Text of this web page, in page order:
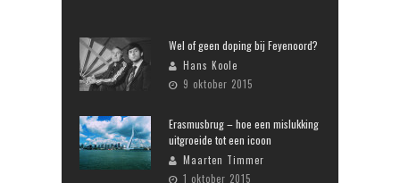
Wel of geen doping bij Feyenoord?
Hans Koole
9 oktober 2015
Erasmusbrug – hoe een mislukking
uitgroeide tot een icoon
Maarten Timmer
1 oktober 2015